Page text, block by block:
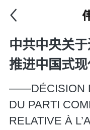
中共中央关
推进中国式
——DÉCISION
DU PARTI
RELATIVE À